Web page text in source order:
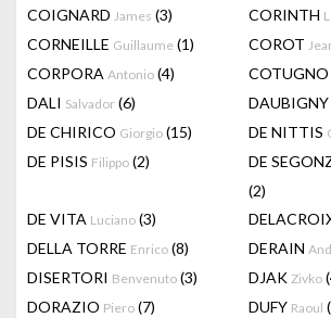
COIGNARD James (3) CORINTH
CORNEILLE Guillaume (1) COROT
CORPORA Antonio (4) COTUGNO
DALI Salvador (6) DAUBIGNY
DE CHIRICO Giorgio (15) DE NITTIS
DE PISIS Filippo (2) DE
(2)
DE VITA Luciano (3)
DELLA TORRE Enrico (8) DERAIN
DISERTORI Benvenuto (3) DJAK Zivko
DORAZIO Piero (7) DUFY Raoul